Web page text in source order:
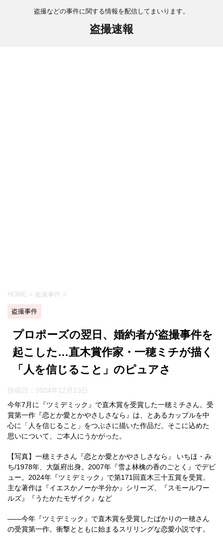
盗撮などの事件に関する情報を配信してまいります。
盗撮速報
HOME > 盗撮事件 >
盗撮事件
プロポーズの翌日、婚約者が盗撮事件を
起こした…直木賞作家・一穂ミチが描く
「人を信じること」のピュアさ
投稿日： 2024年12月13日
今年7月に『ツミデミック』で直木賞を受賞した一穂ミチさん。受
賞第一作『恋とか愛とかやさしさなら』は、とあるカップルを中
心に「人を信じること」をつぶさに描いた作品だ。そこに込めた
思いについて、ご本人にうかがった。
【写真】一穂ミチさん『恋とか愛とかやさしさなら』 いちほ・み
ち/1978年、大阪府出身。2007年『雪よ林檎の香のごとく』でデビ
ュー。2024年『ツミデミック』で第171回直木三十五賞を受賞。
主な著作は『イエスかノーか半分か』シリーズ、『スモールワー
ルズ』『うたかたモザイク』など
――今年『ツミデミック』で直木賞を受賞したばかりの一穂さん
の受賞第一作。衝撃とともに始まるスリリングな恋愛小説です。